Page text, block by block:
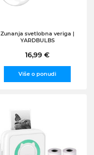
Zunanja svetlobna veriga |
YARDBULBS
16,99 €
Više o ponudi